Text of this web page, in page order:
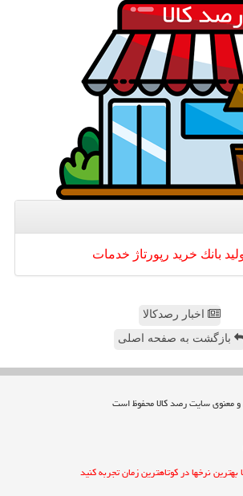
بانك خرید رپورتاژ خدمات
اخبار رصدکالا
بازگشت به صفحه اصلی
نرخها در کوتاهترین زمان تجربه کنید